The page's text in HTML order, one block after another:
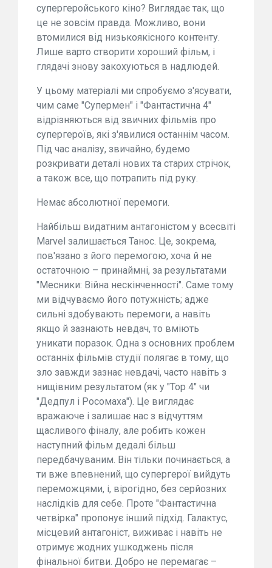
супергеройського кіно? Виглядає так, що
це не зовсім правда. Можливо, вони
втомилися від низькоякісного контенту.
Лише варто створити хороший фільм, і
глядачі знову закохуються в надлюдей.
У цьому матеріалі ми спробуємо з'ясувати,
чим саме "Супермен" і "Фантастична 4"
відрізняються від звичних фільмів про
супергероїв, які з'явилися останнім часом.
Під час аналізу, звичайно, будемо
розкривати деталі нових та старих стрічок,
а також все, що потрапить під руку.
Немає абсолютної перемоги.
Найбільш видатним антагоністом у всесвіті
Marvel залишається Танос. Це, зокрема,
пов'язано з його перемогою, хоча й не
остаточною – принаймні, за результатами
"Месники: Війна нескінченності". Саме тому
ми відчуваємо його потужність; адже
сильні здобувають перемоги, а навіть
якщо й зазнають невдач, то вміють
уникати поразок. Одна з основних проблем
останніх фільмів студії полягає в тому, що
зло завжди зазнає невдачі, часто навіть з
нищівним результатом (як у "Тор 4" чи
"Дедпул і Росомаха"). Це виглядає
вражаюче і залишає нас з відчуттям
щасливого фіналу, але робить кожен
наступний фільм дедалі більш
передбачуваним. Він тільки починається, а
ти вже впевнений, що супергерої вийдуть
переможцями, і, вірогідно, без серйозних
наслідків для себе. Проте "Фантастична
четвірка" пропонує інший підхід. Галактус,
місцевий антагоніст, виживає і навіть не
отримує жодних ушкоджень після
фінальної битви. Добро не перемагає –